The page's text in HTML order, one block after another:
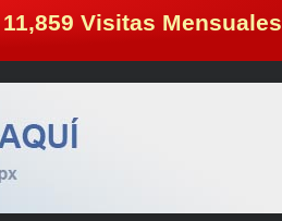
11,859 Visitas Mensuales